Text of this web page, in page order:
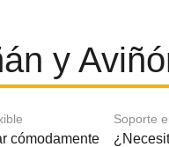
y
cómodamente
Soporte